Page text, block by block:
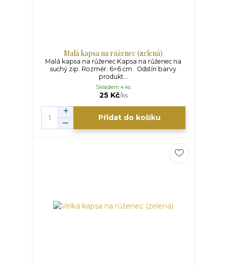
Malá kapsa na růženec (zelená)
Malá kapsa na růženec Kapsa na růženec na
suchý zip. Rozměr: 6×6 cm Odstín barvy
produkt...
25 Kč/ks
Skladem 4 ks
Přidat do košíku